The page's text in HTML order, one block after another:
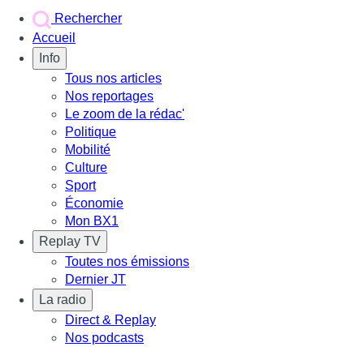
Rechercher
Accueil
Info
Tous nos articles
Nos reportages
Le zoom de la rédac'
Politique
Mobilité
Culture
Sport
Économie
Mon BX1
Replay TV
Toutes nos émissions
Dernier JT
La radio
Direct & Replay
Nos podcasts